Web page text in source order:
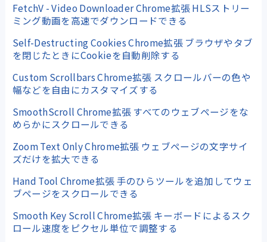
FetchV - Video Downloader Chrome拡張 HLSストリー
ミング動画を高速でダウンロードできる
Self-Destructing Cookies Chrome拡張 ブラウザやタブ
を閉じたときにCookieを自動削除する
Custom Scrollbars Chrome拡張 スクロールバーの色や
幅などを自由にカスタマイズする
SmoothScroll Chrome拡張 すべてのウェブページをな
めらかにスクロールできる
Zoom Text Only Chrome拡張 ウェブページの文字サイ
ズだけを拡大できる
Hand Tool Chrome拡張 手のひらツールを追加してウェ
ブページをスクロールできる
Smooth Key Scroll Chrome拡張 キーボードによるスク
ロール速度をピクセル単位で調整する